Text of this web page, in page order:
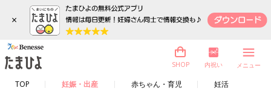
×
TOP 妊娠・出産 赤ちゃん・育児 妊活
SHOP 内祝い メニュー